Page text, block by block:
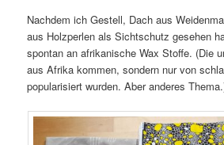
Nachdem ich Gestell, Dach aus
aus Holzperlen als Sichtschutz gesehen
spontan an afrikanische Wax Stoffe. (Die
aus Afrika kommen, sondern nur von
popularisiert wurden. Aber anderes